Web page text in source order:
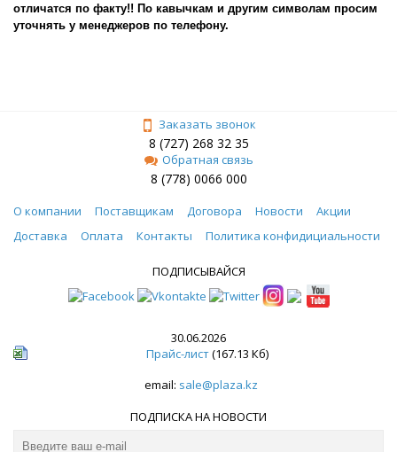
отличатся по факту!! По кавычкам и другим символам просим
уточнять у менеджеров по телефону.
Заказать звонок
8 (727) 268 32 35
Обратная связь
8 (778) 0066 000
О компании Поставщикам Договора Новости
Акции
Доставка
Оплата Контакты Политика конфидициальности
ПОДПИСЫВАЙСЯ
30.06.2026
Прайс-лист(167.13 Кб)
email: sale@plaza.kz
ПОДПИСКА НА НОВОСТИ